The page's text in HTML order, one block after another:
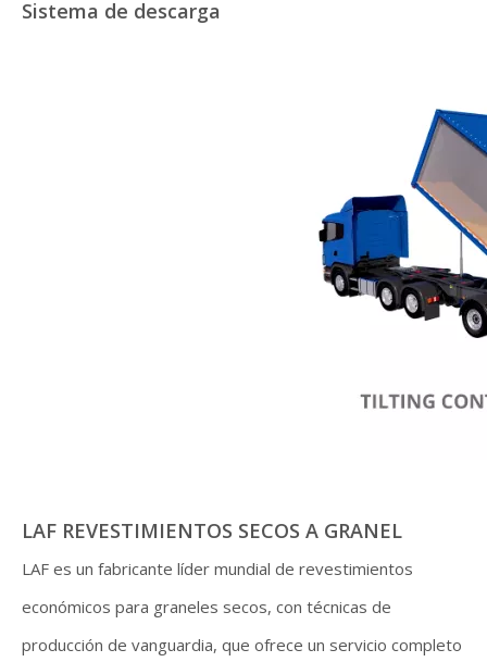
Sistema de descarga
LAF REVESTIMIENTOS SECOS A GRANEL
LAF es un fabricante líder mundial de revestimientos
económicos para graneles secos, con técnicas de
producción de vanguardia, que ofrece un servicio completo